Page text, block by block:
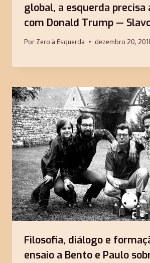
global, a esquerda precisa
com Donald Trump —
Por Zero à Esquerda dezembro 20,
Filosofia, diálogo e
ensaio a Bento e Paulo